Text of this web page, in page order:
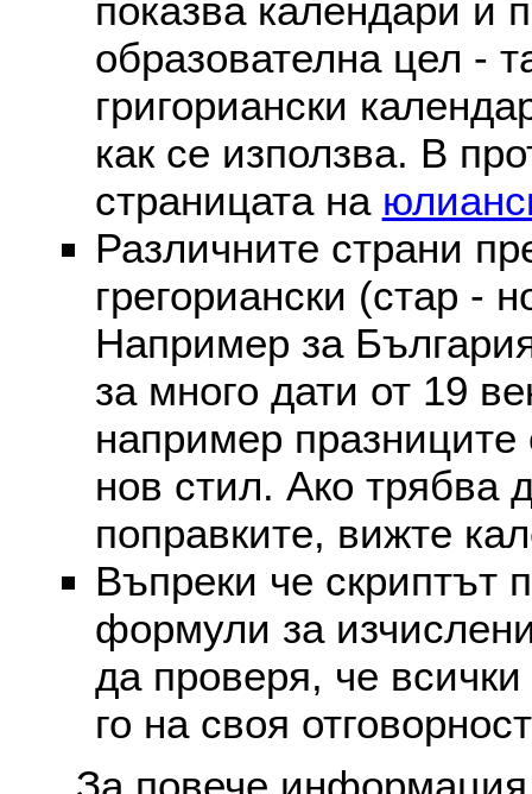
показва календари и
образователна цел -
григориански
как се използва. В
страницата на
Различните страни
грегориански (стар -
Например за
за много дати от 19
например празниците
нов стил. Ако трябва
поправките, вижте
Въпреки че скриптът
формули за
да проверя, че
го на своя